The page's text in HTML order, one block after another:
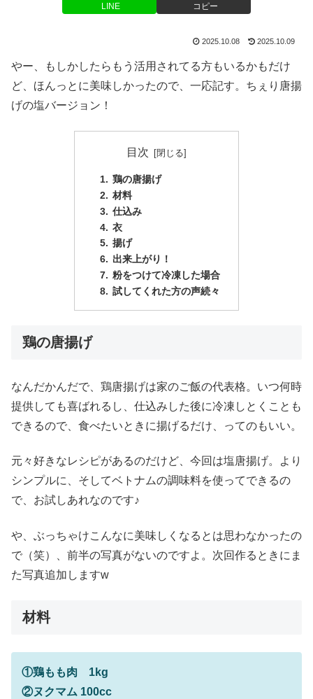
LINE コピー
2025.10.08 2025.10.09
やー、もしかしたらもう活用されてる方もいるかもだけ
ど、ほんっとに美味しかったので、一応記す。ちぇり唐揚
げの塩バージョン！
目次
鶏の唐揚げ
材料
仕込み
衣
揚げ
出来上がり！
粉をつけて冷凍した場合
試してくれた方の声続々
鶏の唐揚げ
なんだかんだで、鶏唐揚げは家のご飯の代表格。いつ何時
提供しても喜ばれるし、仕込みした後に冷凍しとくことも
できるので、食べたいときに揚げるだけ、ってのもいい。
元々好きなレシピがあるのだけど、今回は塩唐揚げ。より
シンプルに、そしてベトナムの調味料を使ってできるの
で、お試しあれなのです♪
や、ぶっちゃけこんなに美味しくなるとは思わなかったの
で（笑）、前半の写真がないのですよ。次回作るときにま
た写真追加しますw
材料
①鶏もも肉 1kg
②ヌクマム 100cc